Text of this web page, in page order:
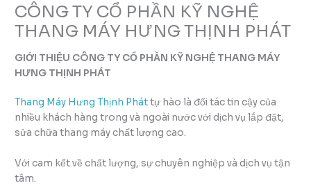
CÔNG TY CỔ PHẦN KỸ NGHỆ
THANG MÁY HƯNG THỊNH PHÁT
GIỚI THIỆU CÔNG TY CỔ PHẦN KỸ NGHỆ THANG MÁY
HƯNG THỊNH PHÁT
Thang Máy Hưng Thịnh Pháttự hào là đối tác tin cậy của
nhiều khách hàng trong và ngoài nước với dịch vụ lắp đặt,
sửa chữa thang máy chất lượng cao.
Với cam kết về chất lượng, sự chuyên nghiệp và dịch vụ tận
tâm.